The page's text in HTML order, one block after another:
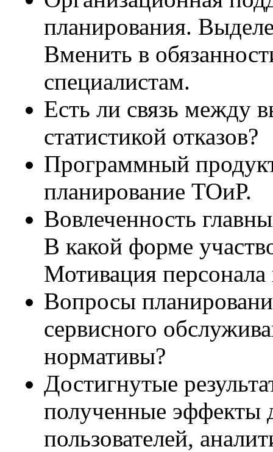
планирования.
Вменить в
специалистам.
Есть ли связь между
статистикой отказов?
Программный
планирование ТОиР.
Вовлеченность
В какой форме
Мотивация персонала
Вопросы
сервисного
нормативы?
Достигнутые
полученные эффекты
пользователей,